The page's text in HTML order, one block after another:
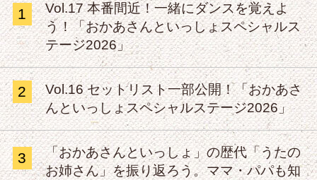
1
Vol.17 本番間近！一緒にダンスを覚えよ
う！「おかあさんといっしょスペシャルス
テージ2026」
2
Vol.16 セットリスト一部公開！「おかあさ
んといっしょスペシャルステージ2026」
3
「おかあさんといっしょ」の歴代「うたの
お姉さん」を振り返ろう。ママ・パパも知